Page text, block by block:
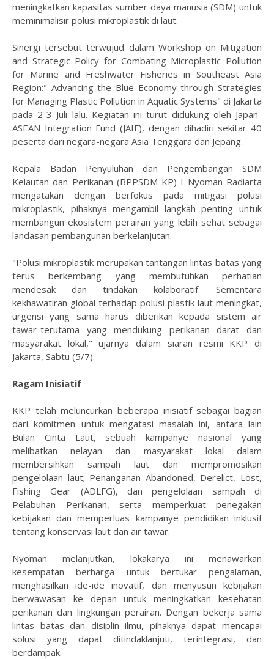
meningkatkan kapasitas sumber daya manusia (SDM) untuk
meminimalisir polusi mikroplastik di laut.
Sinergi tersebut terwujud dalam Workshop on Mitigation
and Strategic Policy for Combating Microplastic Pollution
for Marine and Freshwater Fisheries in Southeast Asia
Region:" Advancing the Blue Economy through Strategies
for Managing Plastic Pollution in Aquatic Systems" di Jakarta
pada 2-3 Juli lalu. Kegiatan ini turut didukung oleh Japan-
ASEAN Integration Fund (JAIF), dengan dihadiri sekitar 40
peserta dari negara-negara Asia Tenggara dan Jepang.
Kepala Badan Penyuluhan dan Pengembangan SDM
Kelautan dan Perikanan (BPPSDM KP) I Nyoman Radiarta
mengatakan dengan berfokus pada mitigasi polusi
mikroplastik, pihaknya mengambil langkah penting untuk
membangun ekosistem perairan yang lebih sehat sebagai
landasan pembangunan berkelanjutan.
"Polusi mikroplastik merupakan tantangan lintas batas yang
terus berkembang yang membutuhkan perhatian
mendesak dan tindakan kolaboratif. Sementara
kekhawatiran global terhadap polusi plastik laut meningkat,
urgensi yang sama harus diberikan kepada sistem air
tawar-terutama yang mendukung perikanan darat dan
masyarakat lokal," ujarnya dalam siaran resmi KKP di
Jakarta, Sabtu (5/7).
Ragam Inisiatif
KKP telah meluncurkan beberapa inisiatif sebagai bagian
dari komitmen untuk mengatasi masalah ini, antara lain
Bulan Cinta Laut, sebuah kampanye nasional yang
melibatkan nelayan dan masyarakat lokal dalam
membersihkan sampah laut dan mempromosikan
pengelolaan laut; Penanganan Abandoned, Derelict, Lost,
Fishing Gear (ADLFG), dan pengelolaan sampah di
Pelabuhan Perikanan, serta memperkuat penegakan
kebijakan dan memperluas kampanye pendidikan inklusif
tentang konservasi laut dan air tawar.
Nyoman melanjutkan, lokakarya ini menawarkan
kesempatan berharga untuk bertukar pengalaman,
menghasilkan ide-ide inovatif, dan menyusun kebijakan
berwawasan ke depan untuk meningkatkan kesehatan
perikanan dan lingkungan perairan. Dengan bekerja sama
lintas batas dan disiplin ilmu, pihaknya dapat mencapai
solusi yang dapat ditindaklanjuti, terintegrasi, dan
berdampak.